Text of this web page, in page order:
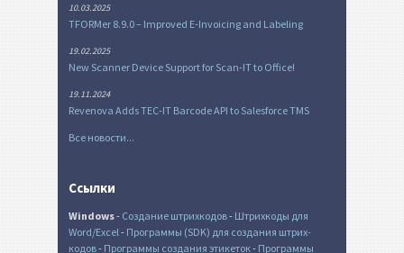
10.03.2025
TFORMer 8.9.0 – Improved E-Invoicing and Labeling
19.02.2025
New Scanner Device Support for Scan-IT to Office!
19.11.2024
Revenova Adds TEC-IT Barcode API to Salesforce TMS
Все новости...
Ссылки
Windows- Создание штрихкодов- Штрихкоды для
Word/Excel- Программы (SDK) для создания штрих-
кодов- Программы создания этикеток- Программы